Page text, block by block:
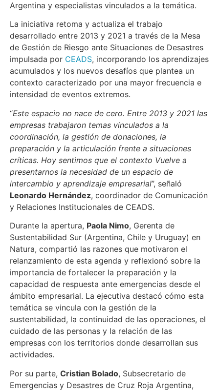
Argentina y especialistas vinculados a la temática.
La iniciativa retoma y actualiza el trabajo
desarrollado entre 2013 y 2021 a través de la Mesa
de Gestión de Riesgo ante Situaciones de Desastres
impulsada por CEADS, incorporando los aprendizajes
acumulados y los nuevos desafíos que plantea un
contexto caracterizado por una mayor frecuencia e
intensidad de eventos extremos.
“Este espacio no nace de cero. Entre 2013 y 2021 las
empresas trabajaron temas vinculados a la
coordinación, la gestión de donaciones, la
preparación y la articulación frente a situaciones
críticas. Hoy sentimos que el contexto Vuelve a
presentarnos la necesidad de un espacio de
intercambio y aprendizaje empresarial”, señaló
Leonardo Hernández, coordinador de Comunicación
y Relaciones Institucionales de CEADS.
Durante la apertura, Paola Nimo, Gerenta de
Sustentabilidad Sur (Argentina, Chile y Uruguay) en
Natura, compartió las razones que motivaron el
relanzamiento de esta agenda y reflexionó sobre la
importancia de fortalecer la preparación y la
capacidad de respuesta ante emergencias desde el
ámbito empresarial. La ejecutiva destacó cómo esta
temática se vincula con la gestión de la
sustentabilidad, la continuidad de las operaciones, el
cuidado de las personas y la relación de las
empresas con los territorios donde desarrollan sus
actividades.
Por su parte, Cristian Bolado, Subsecretario de
Emergencias y Desastres de Cruz Roja Argentina,